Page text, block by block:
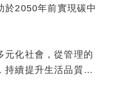
於2050年前實現碳中
元化社會，從管理的
持續提升生活品質和
具活力、多元化及可